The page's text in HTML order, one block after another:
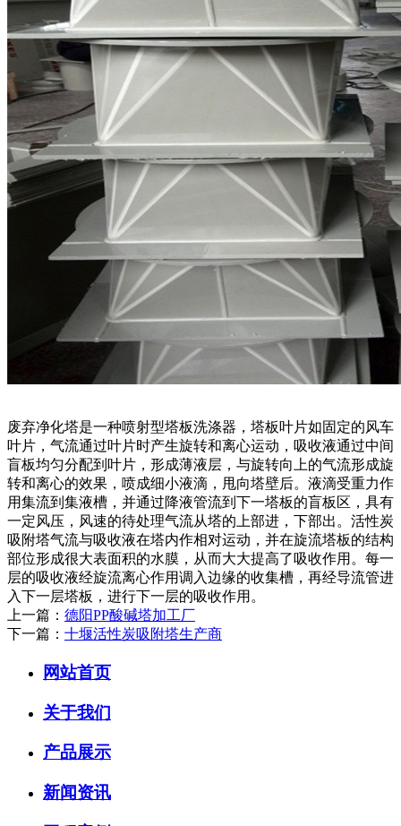
废弃净化塔是一种喷射型塔板洗涤器，塔板叶片如固定的风车
叶片，气流通过叶片时产生旋转和离心运动，吸收液通过中间
盲板均匀分配到叶片，形成薄液层，与旋转向上的气流形成旋
转和离心的效果，喷成细小液滴，甩向塔壁后。液滴受重力作
用集流到集液槽，并通过降液管流到下一塔板的盲板区，具有
一定风压，风速的待处理气流从塔的上部进，下部出。活性炭
吸附塔气流与吸收液在塔内作相对运动，并在旋流塔板的结构
部位形成很大表面积的水膜，从而大大提高了吸收作用。每一
层的吸收液经旋流离心作用调入边缘的收集槽，再经导流管进
入下一层塔板，进行下一层的吸收作用。
上一篇： 德阳PP酸碱塔加工厂
下一篇： 十堰活性炭吸附塔生产商
网站首页
关于我们
产品展示
新闻资讯